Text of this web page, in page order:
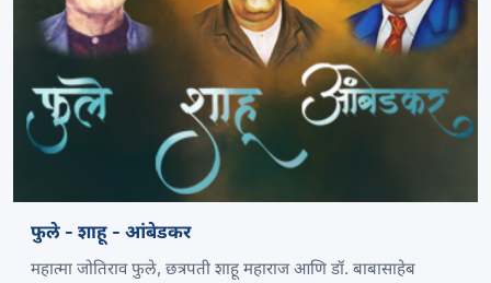
फुले - शाहू - आंबेडकर
महात्मा जोतिराव फुले, छत्रपती शाहू महाराज आणि डॉ. बाबासाहेब